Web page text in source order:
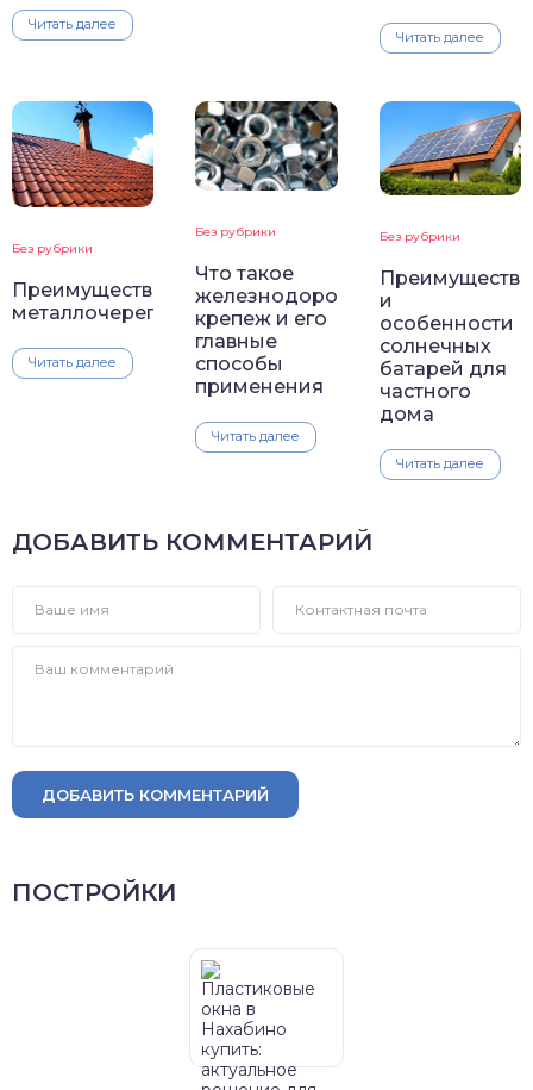
Читать далее
Читать далее
Без рубрики
Преимущества
металлочерепицы
Читать далее
Без рубрики
Что такое
железнодорожный
крепеж и его
главные
способы
применения
Читать далее
Без рубрики
Преимущества
и
особенности
солнечных
батарей для
частного
дома
Читать далее
ДОБАВИТЬ КОММЕНТАРИЙ
ДОБАВИТЬ КОММЕНТАРИЙ
ПОСТРОЙКИ